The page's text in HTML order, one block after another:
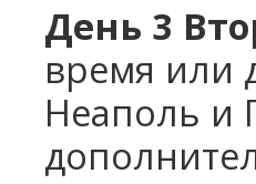
День 3
время или
Неаполь и